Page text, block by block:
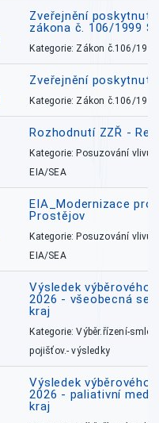
Zveřejnění
zákona č. 106/1999
Kategorie: Zákon č.106/1999
Zveřejnění
Kategorie: Zákon č.106/1999
Rozhodnutí ZZŘ -
Kategorie: Posuzování vlivů
EIA/SEA
EIA_Modernizace
Prostějov
Kategorie: Posuzování vlivů
EIA/SEA
Výsledek výběrového
2026 - všeobecná
kraj
Kategorie: Výběr.řízení-
pojišťov.- výsledky
Výsledek výběrového
2026 - paliativní
kraj